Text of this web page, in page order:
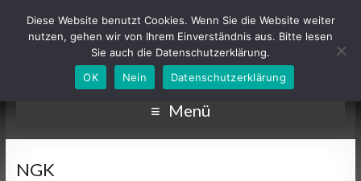
Menü
NGK
Diese Website benutzt Cookies. Wenn Sie die Website weiter
nutzen, gehen wir von Ihrem Einverständnis aus. Bitte lesen
Sie auch die Datenschutzerklärung.
OK
Nein Datenschutzerklärung